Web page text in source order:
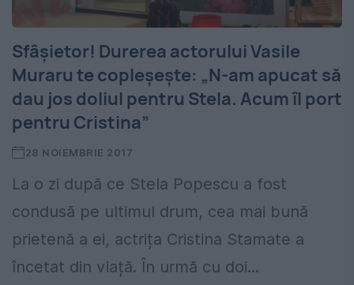
Sfâşietor! Durerea actorului Vasile
Muraru te copleşeşte: „N-am apucat să
dau jos doliul pentru Stela. Acum îl port
pentru Cristina”
28 NOIEMBRIE 2017
La o zi după ce Stela Popescu a fost
condusă pe ultimul drum, cea mai bună
prietenă a ei, actrița Cristina Stamate a
încetat din viață. În urmă cu doi...